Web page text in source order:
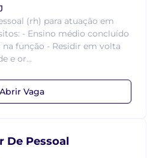
(rh) para atuação em
- Ensino médio concluído
função - Residir em volta
e or...
Abrir Vaga
De Pessoal